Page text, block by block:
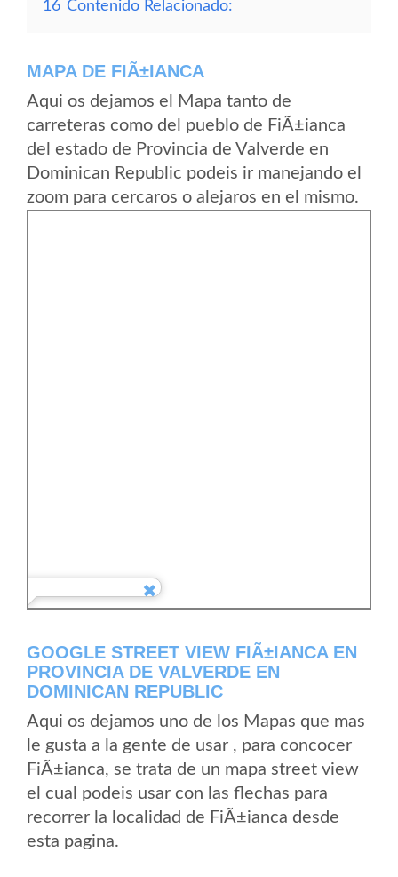
16 Contenido Relacionado:
MAPA DE FIÃ±IANCA
Aqui os dejamos el Mapa tanto de
carreteras como del pueblo de FiÃ±ianca
del estado de Provincia de Valverde en
Dominican Republic podeis ir manejando el
zoom para cercaros o alejaros en el mismo.
GOOGLE STREET VIEW FIÃ±IANCA EN
PROVINCIA DE VALVERDE EN
DOMINICAN REPUBLIC
Aqui os dejamos uno de los Mapas que mas
le gusta a la gente de usar , para concocer
FiÃ±ianca, se trata de un mapa street view
el cual podeis usar con las flechas para
recorrer la localidad de FiÃ±ianca desde
esta pagina.